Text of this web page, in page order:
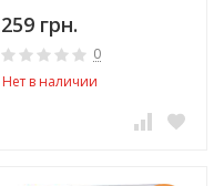
Антона
259 грн.
0
Нет в наличии